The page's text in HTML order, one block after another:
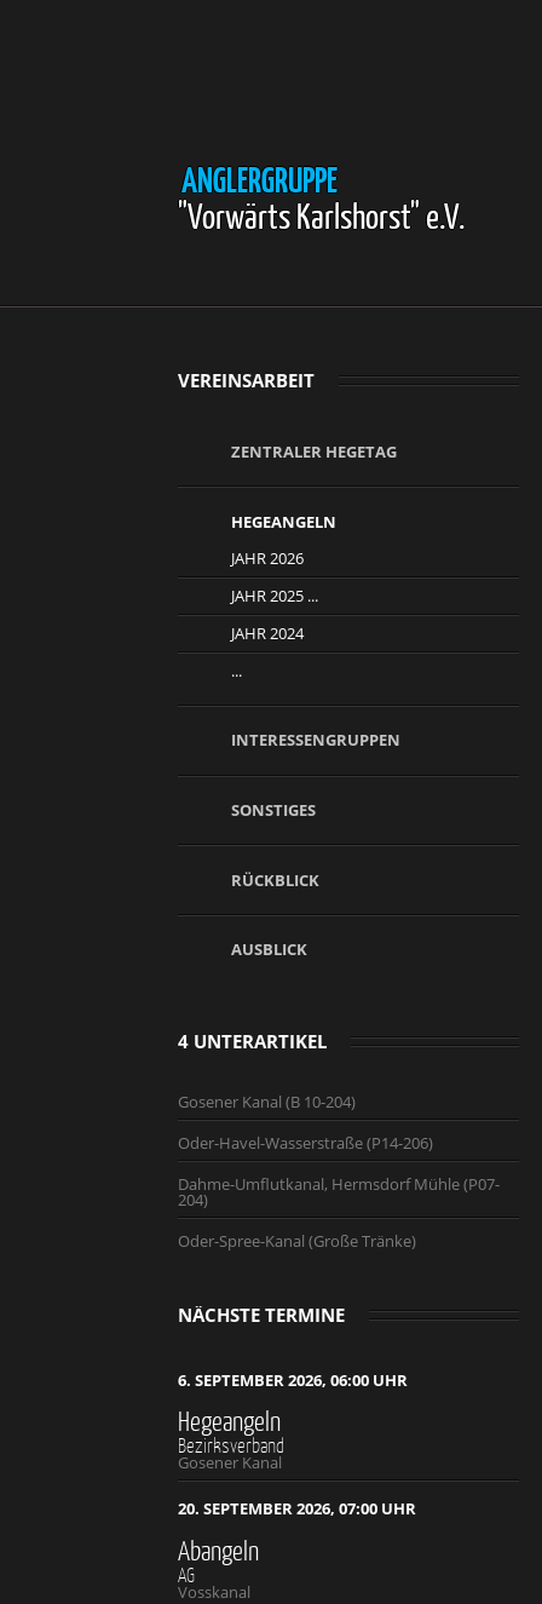
ANGLERGRUPPE
"Vorwärts Karlshorst" e.V.
VEREINSARBEIT
ZENTRALER HEGETAG
HEGEANGELN
JAHR 2026
JAHR 2025 ...
JAHR 2024
...
INTERESSENGRUPPEN
SONSTIGES
RÜCKBLICK
AUSBLICK
4 UNTERARTIKEL
Gosener Kanal (B 10-204)
Oder-Havel-Wasserstraße (P14-206)
Dahme-Umflutkanal, Hermsdorf Mühle (P07-
204)
Oder-Spree-Kanal (Große Tränke)
NÄCHSTE TERMINE
6. SEPTEMBER 2026, 06:00 UHR
Hegeangeln
Bezirksverband
Gosener Kanal
20. SEPTEMBER 2026, 07:00 UHR
Abangeln
AG
Vosskanal